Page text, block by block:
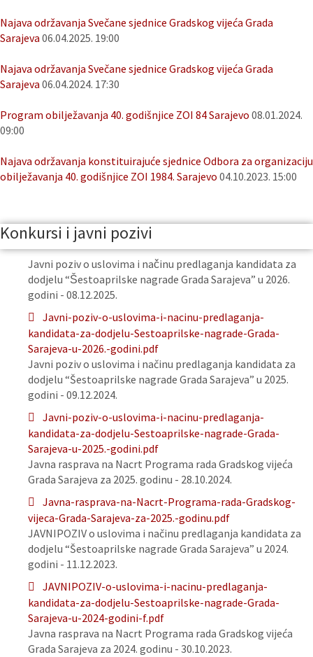
Najava održavanja Svečane sjednice Gradskog vijeća Grada
Sarajeva 06.04.2025. 19:00
Najava održavanja Svečane sjednice Gradskog vijeća Grada
Sarajeva 06.04.2024. 17:30
Program obilježavanja 40. godišnjice ZOI 84 Sarajevo 08.01.2024.
09:00
Najava održavanja konstituirajuće sjednice Odbora za organizaciju
obilježavanja 40. godišnjice ZOI 1984. Sarajevo 04.10.2023. 15:00
Konkursi i javni pozivi
Javni poziv o uslovima i načinu predlaganja kandidata za
dodjelu “Šestoaprilske nagrade Grada Sarajeva” u 2026.
godini - 08.12.2025.
Javni-poziv-o-uslovima-i-nacinu-predlaganja-
kandidata-za-dodjelu-Sestoaprilske-nagrade-Grada-
Sarajeva-u-2026.-godini.pdf
Javni poziv o uslovima i načinu predlaganja kandidata za
dodjelu “Šestoaprilske nagrade Grada Sarajeva” u 2025.
godini - 09.12.2024.
Javni-poziv-o-uslovima-i-nacinu-predlaganja-
kandidata-za-dodjelu-Sestoaprilske-nagrade-Grada-
Sarajeva-u-2025.-godini.pdf
Javna rasprava na Nacrt Programa rada Gradskog vijeća
Grada Sarajeva za 2025. godinu - 28.10.2024.
Javna-rasprava-na-Nacrt-Programa-rada-Gradskog-
vijeca-Grada-Sarajeva-za-2025.-godinu.pdf
JAVNIPOZIV o uslovima i načinu predlaganja kandidata za
dodjelu “Šestoaprilske nagrade Grada Sarajeva” u 2024.
godini - 11.12.2023.
JAVNIPOZIV-o-uslovima-i-nacinu-predlaganja-
kandidata-za-dodjelu-Sestoaprilske-nagrade-Grada-
Sarajeva-u-2024-godini-f.pdf
Javna rasprava na Nacrt Programa rada Gradskog vijeća
Grada Sarajeva za 2024. godinu - 30.10.2023.